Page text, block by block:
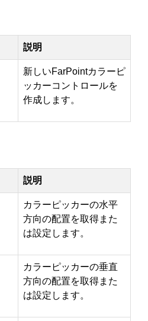
説明
新しいFarPointカラーピ
ッカーコントロールを
作成します。
説明
カラーピッカーの水平
方向の配置を取得また
は設定します。
カラーピッカーの垂直
方向の配置を取得また
は設定します。